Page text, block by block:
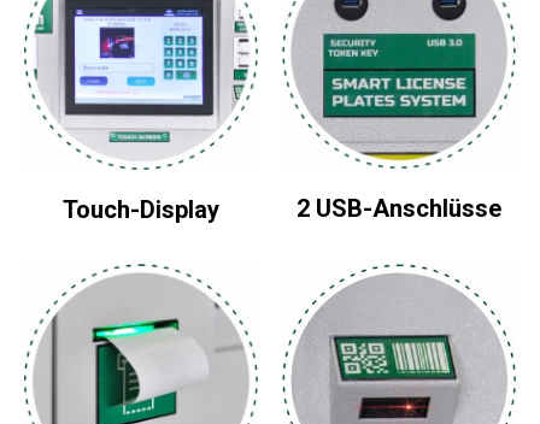
Touch-Display 2 USB-Anschlüsse